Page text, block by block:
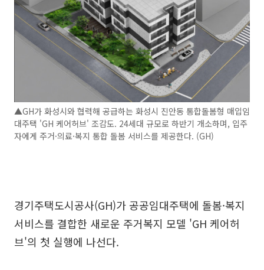
▲GH가 화성시와 협력해 공급하는 화성시 진안동 통합돌봄형 매입임
대주택 'GH 케어허브' 조감도. 24세대 규모로 하반기 개소하며, 입주
자에게 주거·의료·복지 통합 돌봄 서비스를 제공한다. (GH)
경기주택도시공사(GH)가 공공임대주택에 돌봄·복지
서비스를 결합한 새로운 주거복지 모델 'GH 케어허
브'의 첫 실행에 나선다.